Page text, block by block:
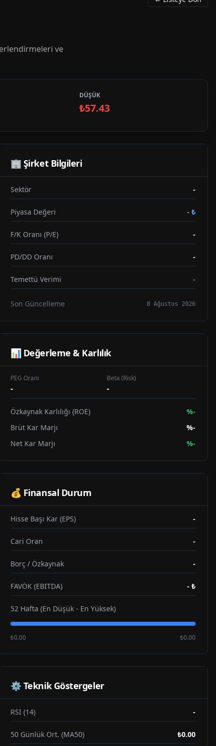
ve
DÜŞÜK
₺57.43
🏢 Şirket Bilgileri
Sektör -
Piyasa Değeri - ₺
F/K Oranı (P/E) -
PD/DD Oranı -
Temettü Verimi -
Son Güncelleme 8 Ağustos 2026
📊 Değerleme & Karlılık
PEG Oranı
-
Beta (Risk)
-
Özkaynak Karlılığı (ROE) %-
Brüt Kar Marjı
%-
Net Kar Marjı
%-
💰 Finansal Durum
Hisse Başı Kar (EPS) -
Cari Oran -
Borç / Özkaynak -
FAVÖK (EBITDA) - ₺
52 Hafta (En Düşük - En Yüksek)
₺0.00 ₺0.00
⚙️ Teknik Göstergeler
RSI (14) -
50 Günlük Ort. (MA50) ₺0.00